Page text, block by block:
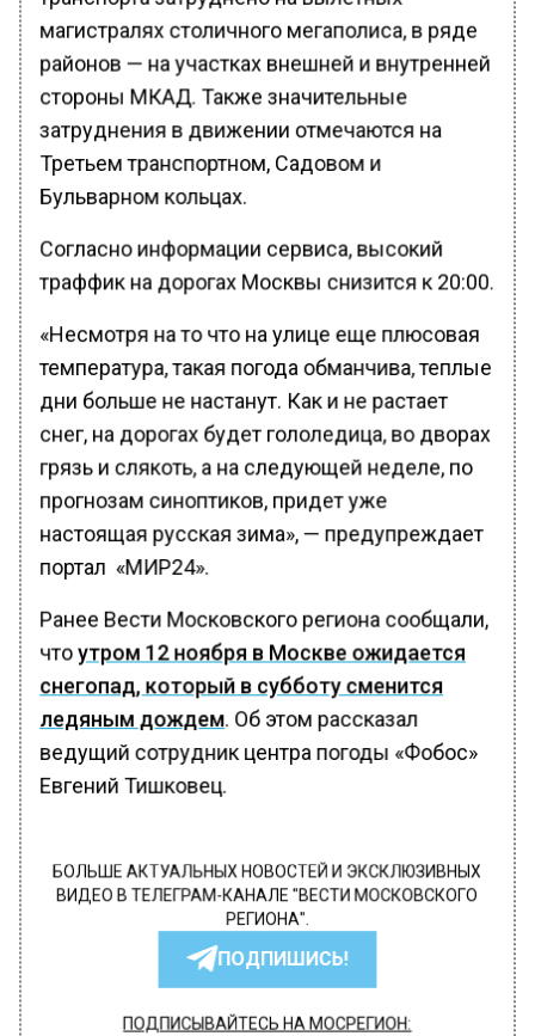
магистралях столичного мегаполиса, в ряде
районов — на участках внешней и внутренней
стороны МКАД. Также значительные
затруднения в движении отмечаются на
Третьем транспортном, Садовом и
Бульварном кольцах.
Согласно информации сервиса, высокий
траффик на дорогах Москвы снизится к 20:00.
«Несмотря на то что на улице еще плюсовая
температура, такая погода обманчива, теплые
дни больше не настанут. Как и не растает
снег, на дорогах будет гололедица, во дворах
грязь и слякоть, а на следующей неделе, по
прогнозам синоптиков, придет уже
настоящая русская зима», — предупреждает
портал «МИР24».
Ранее Вести Московского региона сообщали,
чтоутром 12 ноября в Москве ожидается
снегопад, который в субботу сменится
ледяным дождем. Об этом рассказал
ведущий сотрудник центра погоды «Фобос»
Евгений Тишковец.
БОЛЬШЕ АКТУАЛЬНЫХ НОВОСТЕЙ И ЭКСКЛЮЗИВНЫХ
ВИДЕО В ТЕЛЕГРАМ-КАНАЛЕ "ВЕСТИ МОСКОВСКОГО
РЕГИОНА".
ПОДПИШИСЬ!
ПОДПИСЫВАЙТЕСЬ НА МОСРЕГИОН: